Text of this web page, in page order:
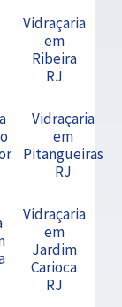
Vidraçaria
em
Ribeira
RJ
Vidraçaria
em
Pitangueiras
RJ
Vidraçaria
em
Jardim
Carioca
RJ